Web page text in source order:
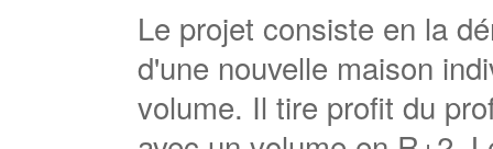
Le projet consiste en la
d'une nouvelle maison
volume. Il tire profit du